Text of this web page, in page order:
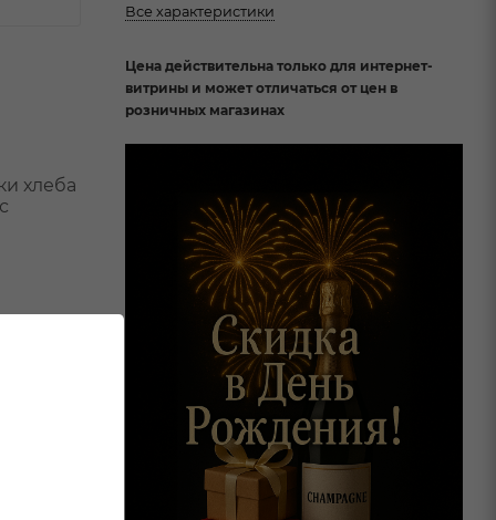
хлеба
Все характеристики
Цена действительна только для интернет-
витрины и может отличаться от цен в
розничных магазинах